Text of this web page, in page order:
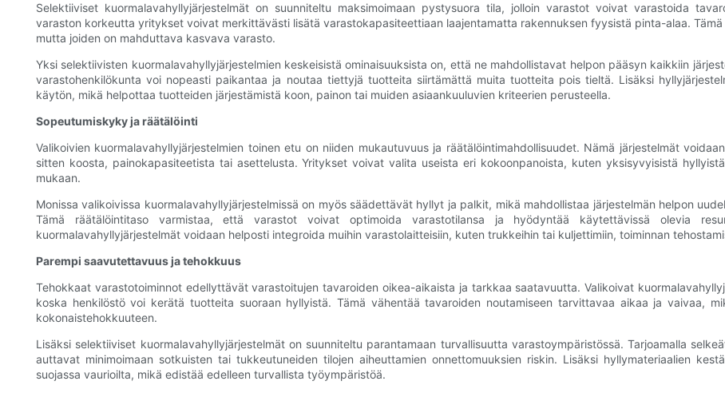
Selektiiviset kuormalavahyllyjärjestelmät on suunniteltu maksimoimaan pystysuora tila, jolloin varastot voivat varastoida
varaston korkeutta yritykset voivat merkittävästi lisätä varastokapasiteettiaan laajentamatta rakennuksen fyysistä pinta-alaa.
mutta joiden on mahduttava kasvava varasto.
Yksi selektiivisten kuormalavahyllyjärjestelmien keskeisistä ominaisuuksista on, että ne mahdollistavat helpon pääsyn kaikkiin
varastohenkilökunta voi nopeasti paikantaa ja noutaa tiettyjä tuotteita siirtämättä muita tuotteita pois tieltä. Lisäksi
käytön, mikä helpottaa tuotteiden järjestämistä koon, painon tai muiden asiaankuuluvien kriteerien perusteella.
Sopeutumiskyky ja räätälöinti
Valikoivien kuormalavahyllyjärjestelmien toinen etu on niiden mukautuvuus ja räätälöintimahdollisuudet. Nämä järjestelmät
sitten koosta, painokapasiteetista tai asettelusta. Yritykset voivat valita useista eri kokoonpanoista, kuten yksisyvyisistä
mukaan.
Monissa valikoivissa kuormalavahyllyjärjestelmissä on myös säädettävät hyllyt ja palkit, mikä mahdollistaa järjestelmän helpon
Tämä räätälöintitaso varmistaa, että varastot voivat optimoida varastotilansa ja hyödyntää käytettävissä olevia
kuormalavahyllyjärjestelmät voidaan helposti integroida muihin varastolaitteisiin, kuten trukkeihin tai kuljettimiin, toiminnan
Parempi saavutettavuus ja tehokkuus
Tehokkaat varastotoiminnot edellyttävät varastoitujen tavaroiden oikea-aikaista ja tarkkaa saatavuutta. Valikoivat
koska henkilöstö voi kerätä tuotteita suoraan hyllyistä. Tämä vähentää tavaroiden noutamiseen tarvittavaa aikaa ja vaivaa,
kokonaistehokkuuteen.
Lisäksi selektiiviset kuormalavahyllyjärjestelmät on suunniteltu parantamaan turvallisuutta varastoympäristössä. Tarjoamalla
auttavat minimoimaan sotkuisten tai tukkeutuneiden tilojen aiheuttamien onnettomuuksien riskin. Lisäksi hyllymateriaalien
suojassa vaurioilta, mikä edistää edelleen turvallista työympäristöä.